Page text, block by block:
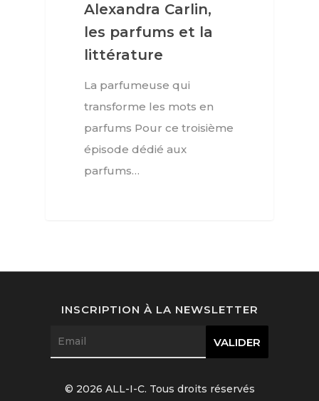
Alexandra Carlin,
les parfums et la
littérature
La parfumeuse qui
transforme les mots en
parfums Pour ce troisième
épisode dédié aux
parfums…
INSCRIPTION À LA NEWSLETTER
© 2026 ALL-I-C. Tous droits réservés
Mode
Horlogerie
Joaillerie
Livres
FR